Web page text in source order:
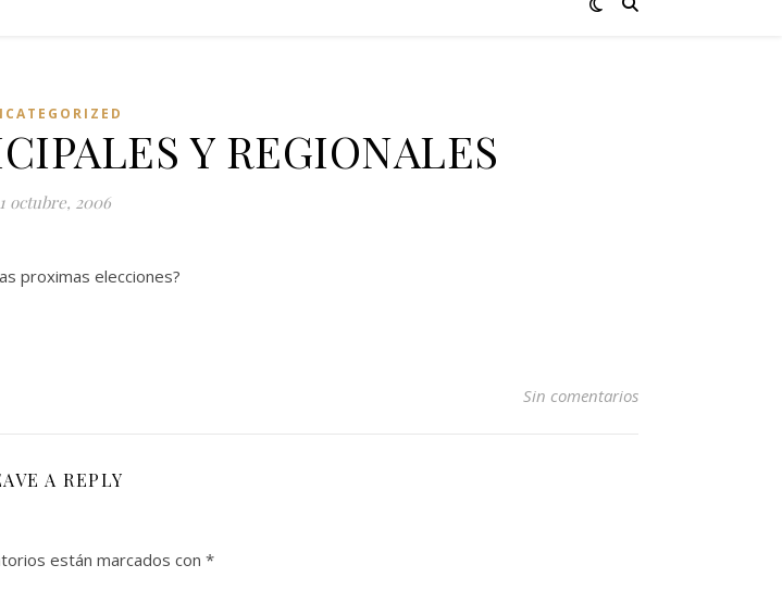
Y REGIONALES
octubre, 2006
proximas elecciones?
Sin comentarios
A REPLY
están marcados con *